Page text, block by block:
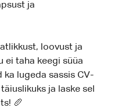
ja
loovust ja
ei taha keegi süüa
ka lugeda sassis CV-
ja laske sel
🥖